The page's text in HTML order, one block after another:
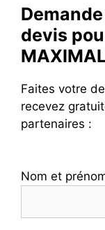
devis
Faites votre
recevez
partenaires :